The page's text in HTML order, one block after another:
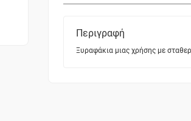
Περιγραφή
Ξυραφάκια μιας χρήσης με